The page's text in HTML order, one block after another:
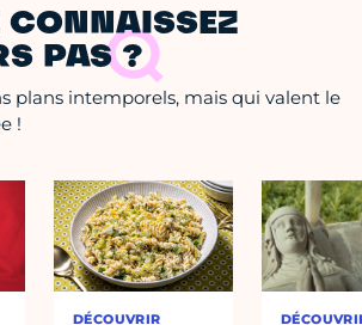
CONNAISSEZ
PAS ?
plans intemporels, mais qui valent le
!
DÉCOUVRIR